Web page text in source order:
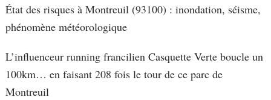
État des risques à Montreuil (93100) : inondation, séisme,
phénomène météorologique
L’influenceur running francilien Casquette Verte boucle un
100km… en faisant 208 fois le tour de ce parc de
Montreuil